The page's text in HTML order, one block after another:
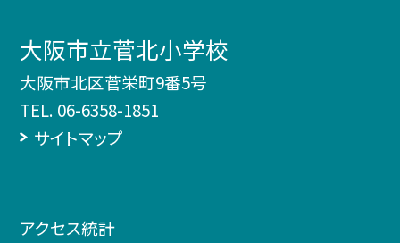
大阪市立菅北小学校
大阪市北区菅栄町9番5号
TEL. 06-6358-1851
サイトマップ
アクセス統計